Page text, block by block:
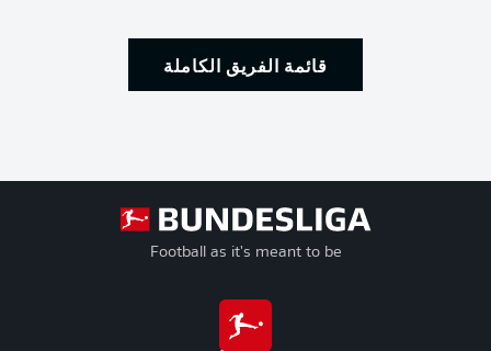
قائمة الفريق الكاملة
Football as it's meant to be